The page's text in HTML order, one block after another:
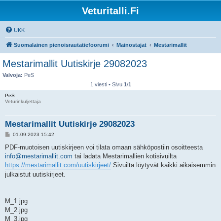
Veturitalli.Fi
UKK
Suomalainen pienoisrautatiefoorumi Mainostajat Mestarimallit
Mestarimallit Uutiskirje 29082023
Valvoja: PeS
1 viesti • Sivu 1/1
PeS
Veturinkuljettaja
Mestarimallit Uutiskirje 29082023
V
e
t
i
01.09.2023 15:42
PDF-muotoisen uutiskirjeen voi tilata omaan sähköpostiin osoitteesta
info@mestarimallit.com tai ladata Mestarimallien kotisivuilta
https://mestarimallit.com/uutiskirjeet/ Sivuilta löytyvät kaikki aikaisemmin
julkaistut uutiskirjeet.
M_1.jpg
M_2.jpg
M_3.jpg